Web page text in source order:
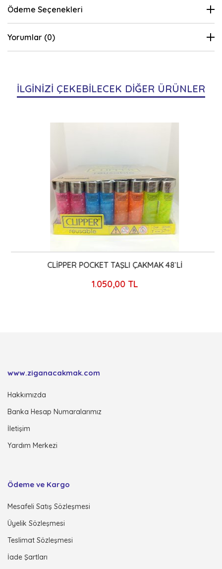
Ödeme Seçenekleri
Yorumlar (0)
İLGİNİZİ ÇEKEBİLECEK DİĞER ÜRÜNLER
CLİPPER POCKET TAŞLI ÇAKMAK 48`Lİ
1.050,00 TL
www.ziganacakmak.com
Hakkımızda
Banka Hesap Numaralarımız
İletişim
Yardım Merkezi
Ödeme ve Kargo
Mesafeli Satış Sözleşmesi
Üyelik Sözleşmesi
Teslimat Sözleşmesi
İade Şartları